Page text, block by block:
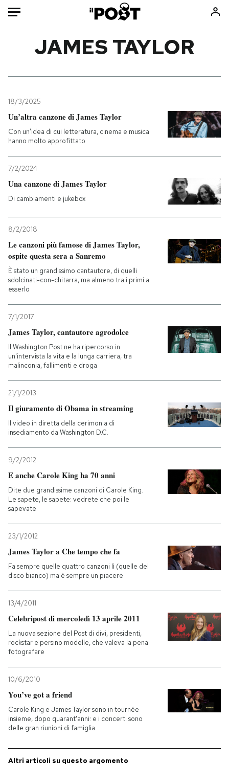
Mondo
Politica
Tecnologia
Internet
Scienza
Economia
Sport
Storie/Idee
Media
Mondiali calcio 2026
PODCAST
NEWSLETTER
I MIEI PREFERITI
SHOP
CALENDARIO
JAMES TAYLOR
18/3/2025
Un’altra canzone di James Taylor
Con un’idea di cui letteratura, cinema e musica
hanno molto approfittato
7/2/2024
Una canzone di James Taylor
Di cambiamenti e jukebox
8/2/2018
Le canzoni più famose di James Taylor,
ospite questa sera a Sanremo
È stato un grandissimo cantautore, di quelli
sdolcinati-con-chitarra, ma almeno tra i primi a
esserlo
7/1/2017
James Taylor, cantautore agrodolce
Il Washington Post ne ha ripercorso in
un'intervista la vita e la lunga carriera, tra
malinconia, fallimenti e droga
21/1/2013
Il giuramento di Obama in streaming
Il video in diretta della cerimonia di
insediamento da Washington D.C.
9/2/2012
E anche Carole King ha 70 anni
Dite due grandissime canzoni di Carole King.
Le sapete, le sapete: vedrete che poi le
sapevate
23/1/2012
James Taylor a Che tempo che fa
Fa sempre quelle quattro canzoni lì (quelle del
disco bianco) ma è sempre un piacere
13/4/2011
Celebripost di mercoledì 13 aprile 2011
La nuova sezione del Post di divi, presidenti,
rockstar e persino modelle, che valeva la pena
fotografare
10/6/2010
You’ve got a friend
Carole King e James Taylor sono in tournée
insieme, dopo quarant'anni: e i concerti sono
delle gran riunioni di famiglia
Altri articoli su questo argomento